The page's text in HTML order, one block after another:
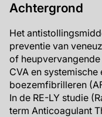
Achtergrond
Het
preventie van
of
CVA en
boezemfibrilleren
In de RE-LY studie
term Anticoagulant